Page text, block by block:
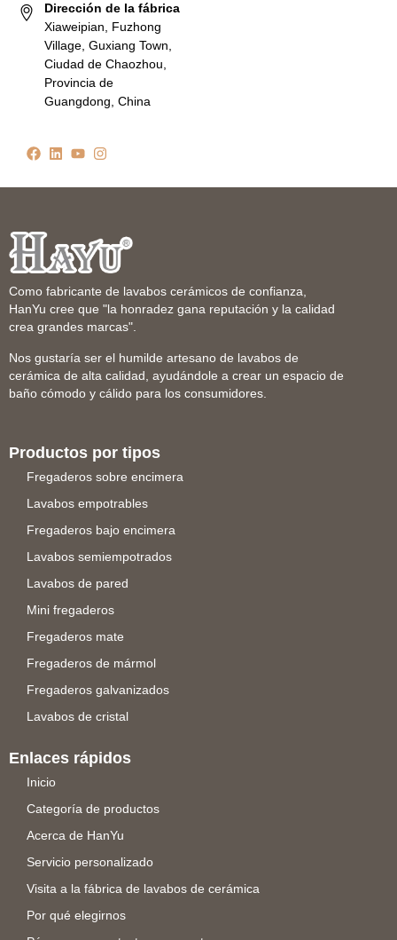
Dirección de la fábrica
Xiaweipian, Fuzhong
Village, Guxiang Town,
Ciudad de Chaozhou,
Provincia de
Guangdong, China
Como fabricante de lavabos cerámicos de confianza,
HanYu cree que "la honradez gana reputación y la calidad
crea grandes marcas".
Nos gustaría ser el humilde artesano de lavabos de
cerámica de alta calidad, ayudándole a crear un espacio de
baño cómodo y cálido para los consumidores.
Productos por tipos
Fregaderos sobre encimera
Lavabos empotrables
Fregaderos bajo encimera
Lavabos semiempotrados
Lavabos de pared
Mini fregaderos
Fregaderos mate
Fregaderos de mármol
Fregaderos galvanizados
Lavabos de cristal
Enlaces rápidos
Inicio
Categoría de productos
Acerca de HanYu
Servicio personalizado
Visita a la fábrica de lavabos de cerámica
Por qué elegirnos